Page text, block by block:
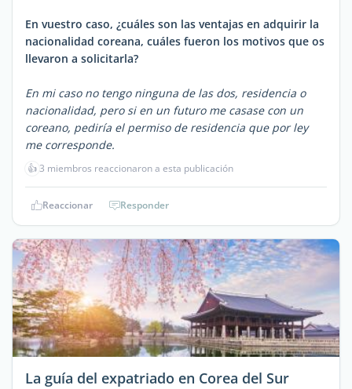
En vuestro caso, ¿cuáles son las ventajas en adquirir la
nacionalidad coreana, cuáles fueron los motivos que os
llevaron a solicitarla?
En mi caso no tengo ninguna de las dos, residencia o
nacionalidad, pero si en un futuro me casase con un
coreano, pediría el permiso de residencia que por ley
me corresponde.
👍3 miembros reaccionaron a esta publicación
Reaccionar Responder
La guía del expatriado en Corea del Sur